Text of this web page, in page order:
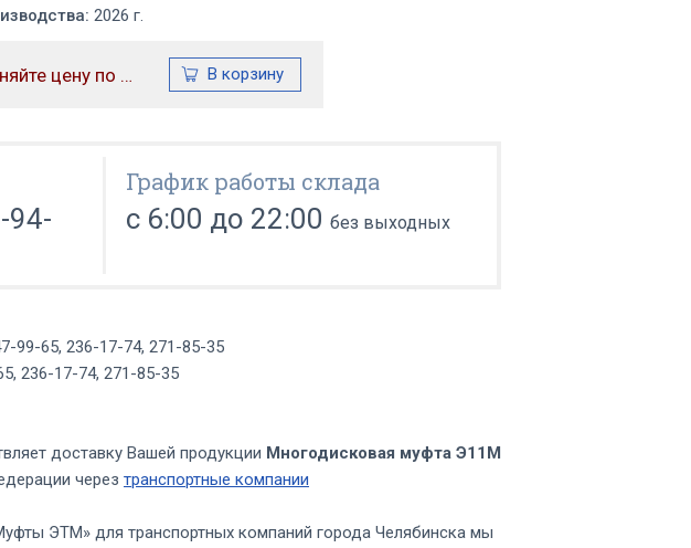
2026 г.
уточняйте цену по телефону
94-
График работы склада
с 6:00 до 22:00 без выходных
99-65, 236-17-74, 271-85-35
236-17-74, 271-85-35
доставку Вашей продукции Многодисковая муфта Э11М
через транспортные компании
ЭТМ» для транспортных компаний города Челябинска мы